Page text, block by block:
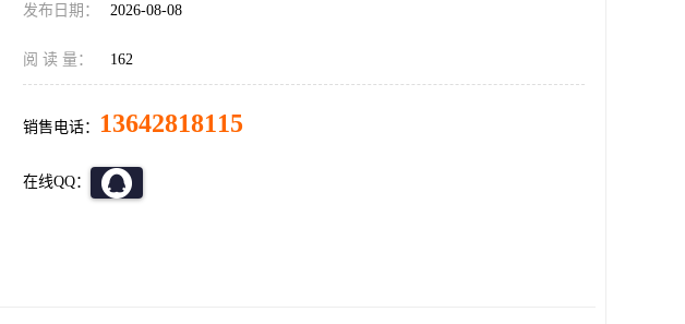
发布日期： 2026-08-08
阅 读 量： 162
销售电话： 13642818115
在线QQ：